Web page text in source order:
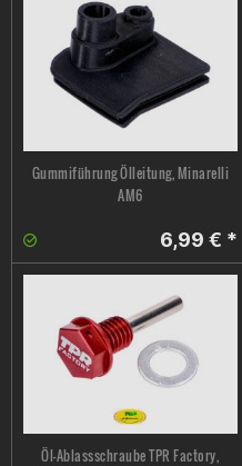
Gummiführung Ölleitung, Minarelli
AM6
6,99 € *
Öl-Ablassschraube TPR Factory,